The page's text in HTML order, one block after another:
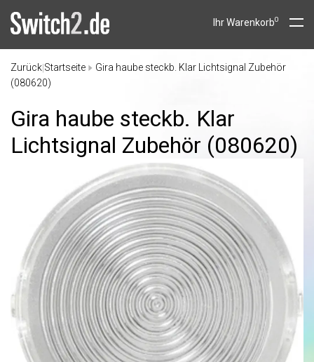
Ihr Warenkorb0
Zurück Startseite
Gira haube steckb. Klar Lichtsignal Zubehör
(080620)
Gira haube steckb. Klar
Lichtsignal Zubehör (080620)